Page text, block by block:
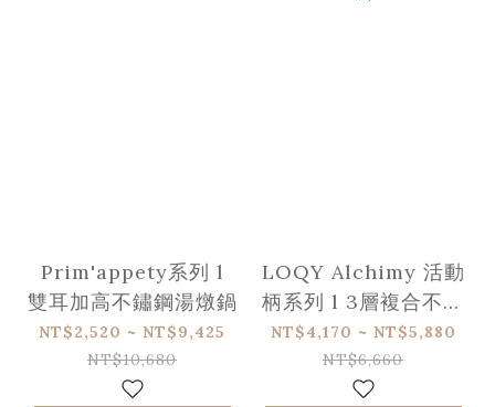
Prim'appety系列 l
雙耳加高不鏽鋼湯燉鍋
NT$2,520 ~ NT$9,425
NT$10,680
LOQY Alchimy 活動
柄系列 l 3層複合不鏽
鋼平底鍋 (需另選購握
柄)
NT$4,170 ~ NT$5,880
NT$6,660